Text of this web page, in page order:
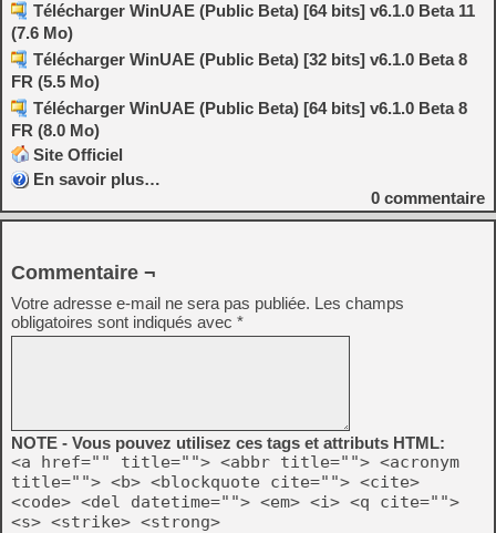
Télécharger WinUAE (Public Beta) [64 bits] v6.1.0 Beta 11
(7.6 Mo)
Télécharger WinUAE (Public Beta) [32 bits] v6.1.0 Beta 8
FR (5.5 Mo)
Télécharger WinUAE (Public Beta) [64 bits] v6.1.0 Beta 8
FR (8.0 Mo)
Site Officiel
En savoir plus…
0 commentaire
Commentaire ¬
Votre adresse e-mail ne sera pas publiée. Les champs
obligatoires sont indiqués avec *
NOTE - Vous pouvez utilisez ces tags et attributs HTML:
<a href="" title=""> <abbr title=""> <acronym
title=""> <b> <blockquote cite=""> <cite>
<code> <del datetime=""> <em> <i> <q cite="">
<s> <strike> <strong>